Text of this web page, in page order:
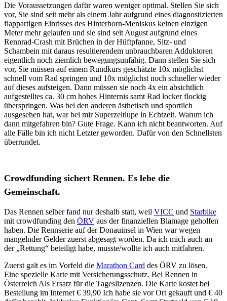
Die Voraussetzungen dafür waren weniger optimal. Stellen Sie sich
vor, Sie sind seit mehr als einem Jahr aufgrund eines diagnostizierten
flappartigen Einrisses des Hinterhorn-Meniskus keinen einzigen
Meter mehr gelaufen und sie sind seit August aufgrund eines
Rennrad-Crash mit Brüchen in der Hüftpfanne, Sitz- und
Schambein mit daraus resultierendem unbrauchbaren Adduktoren
eigentlich noch ziemlich bewegungsunfähig. Dann stellen Sie sich
vor, Sie müssen auf einem Rundkurs geschätzte 10x möglichst
schnell vom Rad springen und 10x möglichst noch schneller wieder
auf dieses aufsteigen. Dann müssen sie noch 4x ein absichtlich
aufgestelltes ca. 30 cm hohes Hinternis samt Rad locker flockig
überspringen. Was bei den anderen ästhetisch und sportlich
ausgesehen hat, war bei mir Superzeitlupe in Echtzeit. Warum ich
dann mitgefahren bin? Gute Frage. Kann ich nicht beantworten. Auf
alle Fälle bin ich nicht Letzter geworden. Dafür von den Schnellsten
überrundet.
Crowdfunding sichert Rennen. Es lebe die
Gemeinschaft.
Das Rennen selber fand nur deshalb statt, weil VICC und Starbike
mit crowdfunding den ÖRV aus der finanziellen Blamage geholfen
haben. Die Rennserie auf der Donauinsel in Wien war wegen
mangelnder Gelder zuerst abgesagt worden. Da ich mich auch an
der „Rettung“ beteiligt habe, musste/wollte ich auch mitfahren.
Zuerst galt es im Vorfeld die Marathon Card des ÖRV zu lösen.
Eine spezielle Karte mit Versicherungsschutz. Bei Rennen in
Österreich Als Ersatz für die Tageslizenzen. Die Karte kostet bei
Bestellung im Internet € 39,90 Ich habe sie vor Ort gekauft und € 40